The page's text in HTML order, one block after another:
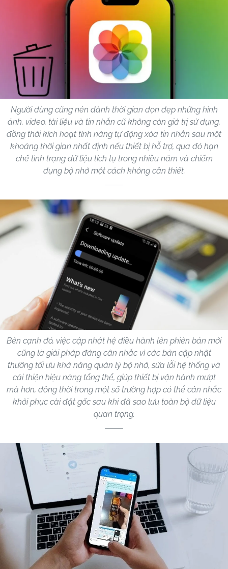
Người dùng cũng nên dành thời gian dọn dẹp những hình
ảnh, video, tài liệu và tin nhắn cũ không còn giá trị sử dụng,
đồng thời kích hoạt tính năng tự động xóa tin nhắn sau một
khoảng thời gian nhất định nếu thiết bị hỗ trợ, qua đó hạn
chế tình trạng dữ liệu tích tụ trong nhiều năm và chiếm
dụng bộ nhớ một cách không cần thiết.
Bên cạnh đó, việc cập nhật hệ điều hành lên phiên bản mới
cũng là giải pháp đáng cân nhắc vì các bản cập nhật
thường tối ưu khả năng quản lý bộ nhớ, sửa lỗi hệ thống và
cải thiện hiệu năng tổng thể, giúp thiết bị vận hành mượt
mà hơn, đồng thời trong một số trường hợp có thể cân nhắc
khôi phục cài đặt gốc sau khi đã sao lưu toàn bộ dữ liệu
quan trọng.